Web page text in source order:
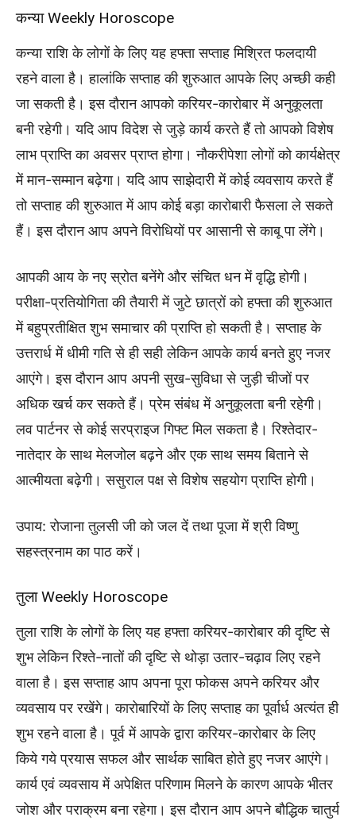
कन्या Weekly Horoscope
कन्या राशि के लोगों के लिए यह हफ्ता सप्ताह मिश्रित फलदायी
रहने वाला है। हालांकि सप्ताह की शुरुआत आपके लिए अच्छी कही
जा सकती है। इस दौरान आपको करियर-कारोबार में अनुकूलता
बनी रहेगी। यदि आप विदेश से जुड़े कार्य करते हैं तो आपको विशेष
लाभ प्राप्ति का अवसर प्राप्त होगा। नौकरीपेशा लोगों को कार्यक्षेत्र
में मान-सम्मान बढ़ेगा। यदि आप साझेदारी में कोई व्यवसाय करते हैं
तो सप्ताह की शुरुआत में आप कोई बड़ा कारोबारी फैसला ले सकते
हैं। इस दौरान आप अपने विरोधियों पर आसानी से काबू पा लेंगे।
आपकी आय के नए स्रोत बनेंगे और संचित धन में वृद्धि होगी।
परीक्षा-प्रतियोगिता की तैयारी में जुटे छात्रों को हफ्ता की शुरुआत
में बहुप्रतीक्षित शुभ समाचार की प्राप्ति हो सकती है। सप्ताह के
उत्तरार्ध में धीमी गति से ही सही लेकिन आपके कार्य बनते हुए नजर
आएंगे। इस दौरान आप अपनी सुख-सुविधा से जुड़ी चीजों पर
अधिक खर्च कर सकते हैं। प्रेम संबंध में अनुकूलता बनी रहेगी।
लव पार्टनर से कोई सरप्राइज गिफ्ट मिल सकता है। रिश्तेदार-
नातेदार के साथ मेलजोल बढ़ने और एक साथ समय बिताने से
आत्मीयता बढ़ेगी। ससुराल पक्ष से विशेष सहयोग प्राप्ति होगी।
उपाय: रोजाना तुलसी जी को जल दें तथा पूजा में श्री विष्णु
सहस्त्रनाम का पाठ करें।
तुला Weekly Horoscope
तुला राशि के लोगों के लिए यह हफ्ता करियर-कारोबार की दृष्टि से
शुभ लेकिन रिश्ते-नातों की दृष्टि से थोड़ा उतार-चढ़ाव लिए रहने
वाला है। इस सप्ताह आप अपना पूरा फोकस अपने करियर और
व्यवसाय पर रखेंगे। कारोबारियों के लिए सप्ताह का पूर्वार्ध अत्यंत ही
शुभ रहने वाला है। पूर्व में आपके द्वारा करियर-कारोबार के लिए
किये गये प्रयास सफल और सार्थक साबित होते हुए नजर आएंगे।
कार्य एवं व्यवसाय में अपेक्षित परिणाम मिलने के कारण आपके भीतर
जोश और पराक्रम बना रहेगा। इस दौरान आप अपने बौद्धिक चातुर्य